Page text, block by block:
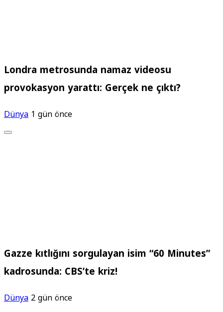
Londra metrosunda namaz videosu
provokasyon yarattı: Gerçek ne çıktı?
Dünya 1 gün önce
Gazze kıtlığını sorgulayan isim “60 Minutes”
kadrosunda: CBS’te kriz!
Dünya2 gün önce